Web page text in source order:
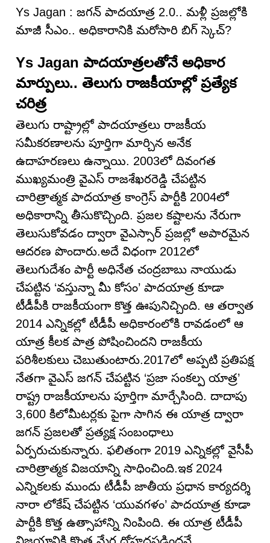
Ys Jagan : జగన్ పాదయాత్ర 2.0.. మళ్లీ ప్రజల్లోకి
మాజీ సీఎం.. అధికారానికి మరోసారి బిగ్ స్కెచ్?
Ys Jagan పాదయాత్రలతోనే అధికార
మార్పులు.. తెలుగు రాజకీయాల్లో ప్రత్యేక
చరిత్ర
తెలుగు రాష్ట్రాల్లో పాదయాత్రలు రాజకీయ
సమీకరణాలను పూర్తిగా మార్చిన అనేక
ఉదాహరణలు ఉన్నాయి. 2003లో దివంగత
ముఖ్యమంత్రి వైఎస్ రాజశేఖరరెడ్డి చేపట్టిన
చారిత్రాత్మక పాదయాత్ర కాంగ్రెస్ పార్టీకి 2004లో
అధికారాన్ని తీసుకొచ్చింది. ప్రజల కష్టాలను నేరుగా
తెలుసుకోవడం ద్వారా వైఎస్సార్ ప్రజల్లో అపారమైన
ఆదరణ పొందారు.అదే విధంగా 2012లో
తెలుగుదేశం పార్టీ అధినేత చంద్రబాబు నాయుడు
చేపట్టిన ‘వస్తున్నా మీ కోసం’ పాదయాత్ర కూడా
టీడీపీకి రాజకీయంగా కొత్త ఊపునిచ్చింది. ఆ తర్వాత
2014 ఎన్నికల్లో టీడీపీ అధికారంలోకి రావడంలో ఆ
యాత్ర కీలక పాత్ర పోషించిందని రాజకీయ
పరిశీలకులు చెబుతుంటారు.2017లో అప్పటి ప్రతిపక్ష
నేతగా వైఎస్ జగన్ చేపట్టిన ‘ప్రజా సంకల్ప యాత్ర’
రాష్ట్ర రాజకీయాలను పూర్తిగా మార్చేసింది. దాదాపు
3,600 కిలోమీటర్లకు పైగా సాగిన ఈ యాత్ర ద్వారా
జగన్ ప్రజలతో ప్రత్యక్ష సంబంధాలు
ఏర్పరుచుకున్నారు. ఫలితంగా 2019 ఎన్నికల్లో వైసీపీ
చారిత్రాత్మక విజయాన్ని సాధించింది.ఇక 2024
ఎన్నికలకు ముందు టీడీపీ జాతీయ ప్రధాన కార్యదర్శి
నారా లోకేష్ చేపట్టిన ‘యువగళం’ పాదయాత్ర కూడా
పార్టీకి కొత్త ఉత్సాహాన్ని నింపింది. ఈ యాత్ర టీడీపీ